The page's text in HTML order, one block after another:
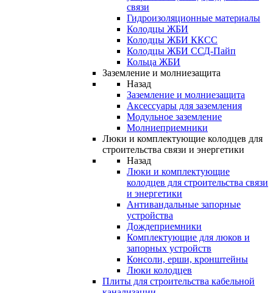
связи
Гидроизоляционные материалы
Колодцы ЖБИ
Колодцы ЖБИ ККСС
Колодцы ЖБИ ССД-Пайп
Кольца ЖБИ
Заземление и молниезащита
Назад
Заземление и молниезащита
Аксессуары для заземления
Модульное заземление
Молниеприемники
Люки и комплектующие колодцев для
строительства связи и энергетики
Назад
Люки и комплектующие
колодцев для строительства связи
и энергетики
Антивандальные запорные
устройства
Дождеприемники
Комплектующие для люков и
запорных устройств
Консоли, ерши, кронштейны
Люки колодцев
Плиты для строительства кабельной